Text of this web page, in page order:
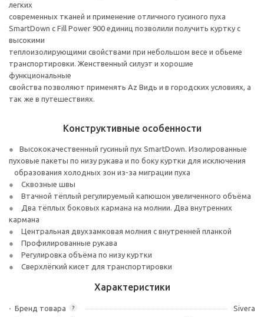
легких
современных тканей и применение отличного гусиного пуха
SmartDown с Fill Power 900 единиц позволили получить куртку с
высокими
теплоизолирующими свойствами при небольшом весе и обьеме
транспортировки. Женственный силуэт и хорошие
функциональные
свойства позволяют применять Az Видь и в городских условиях, а
так же в путешествиях.
Конструктивные особенности
Высококачественный гусиный пух SmartDown. Изолированные
пуховые пакеты по низу рукава и по боку куртки для исключения
образования холодных зон из-за миграции пуха
Сквозные швы
Втачной тёплый регулируемый капюшон увеличенного объёма
Два тёплых боковых кармана на молнии. Два внутренних
кармана
Центральная двухзамковая молния с внутренней планкой
Профилированные рукава
Регулировка объёма по низу куртки
Сверхлёгкий кисет для транспортировки
Характеристики
?
Бренд товара
Sivera